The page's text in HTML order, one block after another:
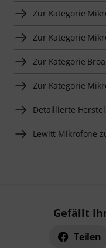
Zur Kategorie
Zur Kategorie
Zur Kategorie
Zur Kategorie
Detaillierte
Lewitt Mikrofone
Gefällt
Teilen